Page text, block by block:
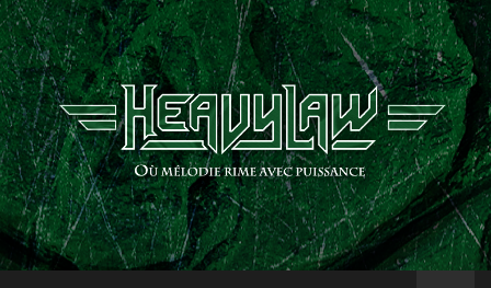
ACCUEIL
NEWS
CHRONIQUES
INTERVIEWS
REPORTS
A PROPOS